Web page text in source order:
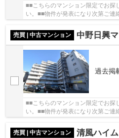
■■こちらのマンション限定でお探
い。■■物件が発表になり次第ご連
売買 | 中古マンション 中野日興
過去掲
■■こちらのマンション限定でお探
い。■■物件が発表になり次第ご連
売買 | 中古マンション 清風ハイム